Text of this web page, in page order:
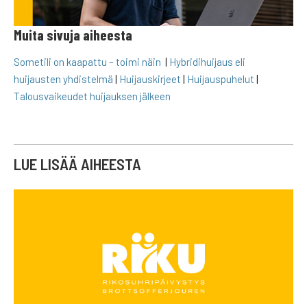
Muita sivuja aiheesta
Sometili on kaapattu – toimi näin | Hybridihuijaus eli
huijausten yhdistelmä | Huijauskirjeet | Huijauspuhelut |
Talousvaikeudet huijauksen jälkeen
LUE LISÄÄ AIHEESTA